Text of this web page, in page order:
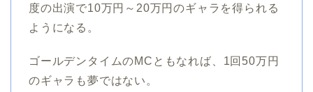
度の出演で10万円～20万円のギャラを得られる
ようになる。
ゴールデンタイムのMCともなれば、1回50万円
のギャラも夢ではない。